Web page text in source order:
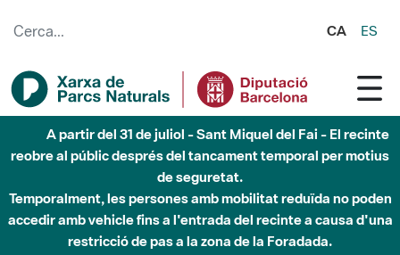
CA ES
A partir del 31 de juliol - Sant Miquel del Fai - El recinte
reobre al públic després del tancament temporal per motius
de seguretat.
Temporalment, les persones amb mobilitat reduïda no poden
accedir amb vehicle fins a l'entrada del recinte a causa d'una
restricció de pas a la zona de la Foradada.